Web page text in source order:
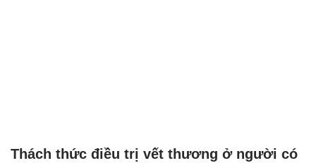
Thách thức điều trị vết thương ở người có